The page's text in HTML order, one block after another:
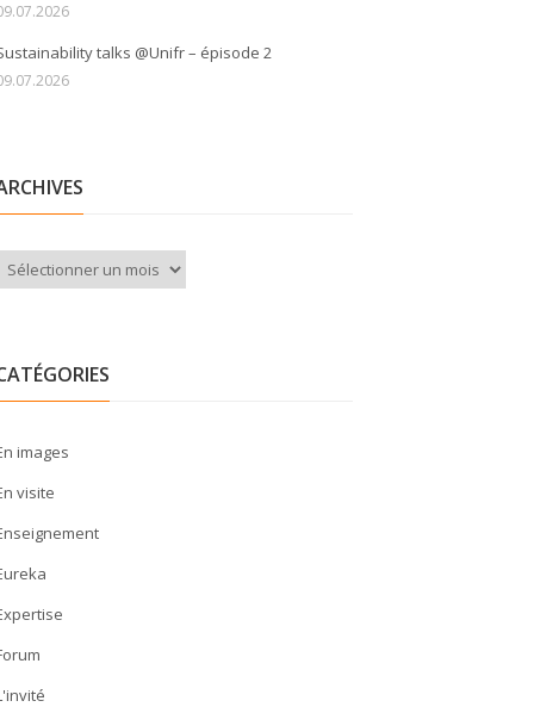
talks @Unifr – épisode 2
Archives
images
visite